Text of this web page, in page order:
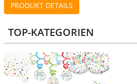
PRODUKT DETAILS
TOP-KATEGORIEN